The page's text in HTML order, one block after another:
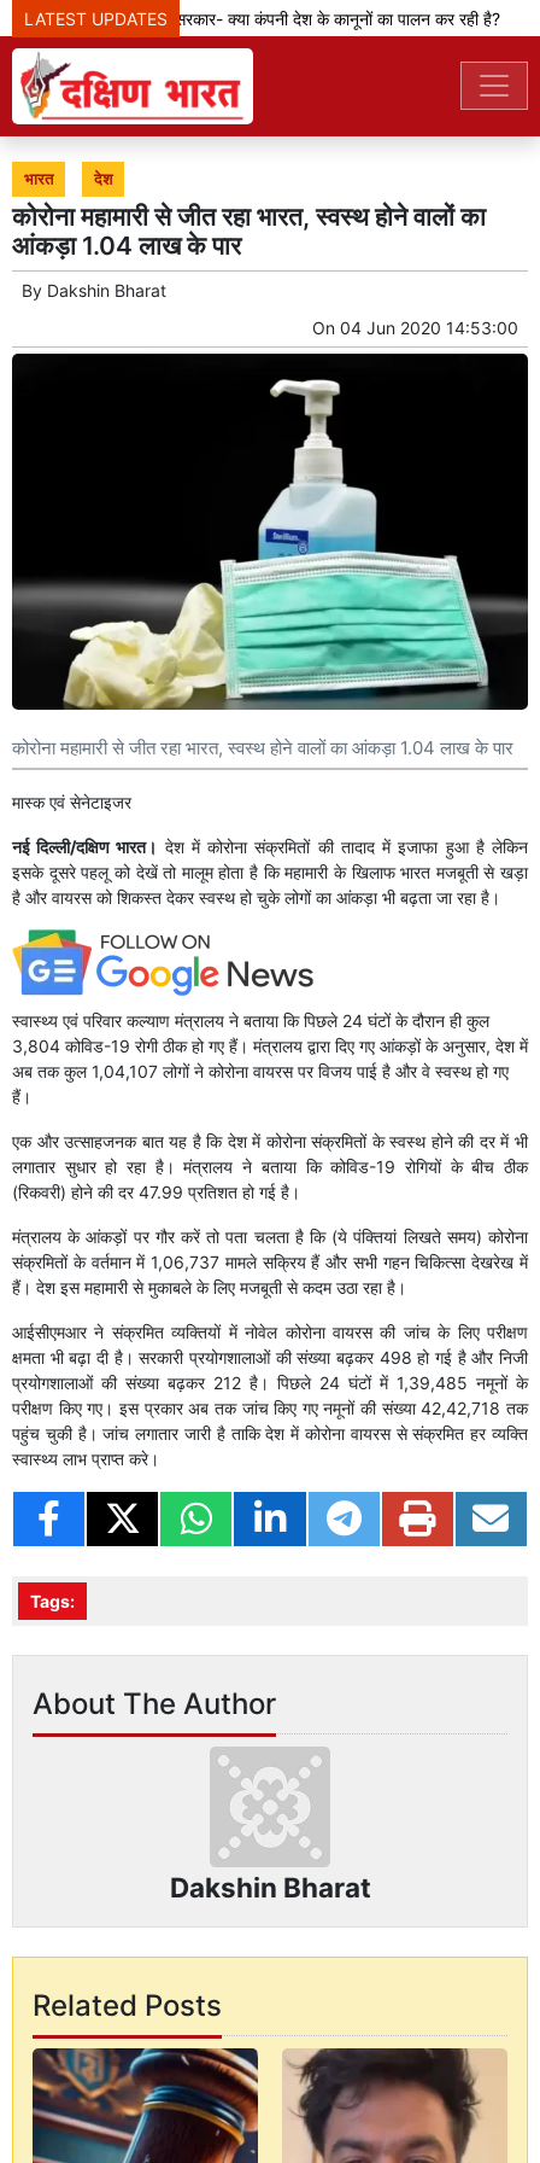
LATEST UPDATES
मेटा टीम से पूछ रही सरकार- क्या कंपनी देश के कानूनों का पालन कर रही है?
भारत देश
कोरोना महामारी से जीत रहा भारत, स्वस्थ होने वालों का
आंकड़ा 1.04 लाख के पार
By Dakshin Bharat
On 04 Jun 2020 14:53:00
कोरोना महामारी से जीत रहा भारत, स्वस्थ होने वालों का आंकड़ा 1.04 लाख के पार
मास्क एवं सेनेटाइजर
नई दिल्ली/दक्षिण भारत। देश में कोरोना संक्रमितों की तादाद में इजाफा हुआ है लेकिन
इसके दूसरे पहलू को देखें तो मालूम होता है कि महामारी के खिलाफ भारत मजबूती से खड़ा
है और वायरस को शिकस्त देकर स्वस्थ हो चुके लोगों का आंकड़ा भी बढ़ता जा रहा है।
स्‍वास्‍थ्‍य एवं परिवार कल्‍याण मंत्रालय ने बताया कि पिछले 24 घंटों के दौरान ही कुल
3,804 कोविड-19 रोगी ठीक हो गए हैं। मंत्रालय द्वारा दिए गए आंकड़ों के अनुसार, देश में
अब तक कुल 1,04,107 लोगों ने कोरोना वायरस पर विजय पाई है और वे स्वस्थ हो गए
हैं।
एक और उत्साहजनक बात यह है कि देश में कोरोना संक्रमितों के स्वस्थ होने की दर में भी
लगातार सुधार हो रहा है। मंत्रालय ने बताया कि कोविड-19 रोगियों के बीच ठीक
(रिकवरी) होने की दर 47.99 प्रतिशत हो गई है।
मंत्रालय के आंकड़ों पर गौर करें तो पता चलता है कि (ये पंक्तियां लिखते समय) कोरोना
संक्रमितों के वर्तमान में 1,06,737 मामले सक्रिय हैं और सभी गहन चिकित्सा देखरेख में
हैं। देश इस महामारी से मुकाबले के लिए मजबूती से कदम उठा रहा है।
आईसीएमआर ने संक्रमित व्यक्तियों में नोवेल कोरोना वायरस की जांच के लिए परीक्षण
क्षमता भी बढ़ा दी है। सरकारी प्रयोगशालाओं की संख्या बढ़कर 498 हो गई है और निजी
प्रयोगशालाओं की संख्या बढ़कर 212 है। पिछले 24 घंटों में 1,39,485 नमूनों के
परीक्षण किए गए। इस प्रकार अब तक जांच किए गए नमूनों की संख्या 42,42,718 तक
पहुंच चुकी है। जांच लगातार जारी है ताकि देश में कोरोना वायरस से संक्रमित हर व्यक्ति
स्वास्थ्य लाभ प्राप्त करे।
Tags:
About The Author
Dakshin Bharat
Related Posts